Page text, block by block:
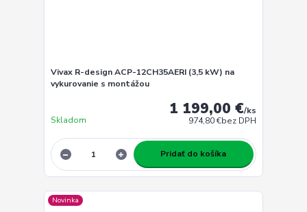
Vivax R-design ACP-12CH35AERI (3,5 kW) na
vykurovanie s montážou
1 199,00 €/ks
974,80 €bez DPH
Skladom
Pridať do košíka
Novinka